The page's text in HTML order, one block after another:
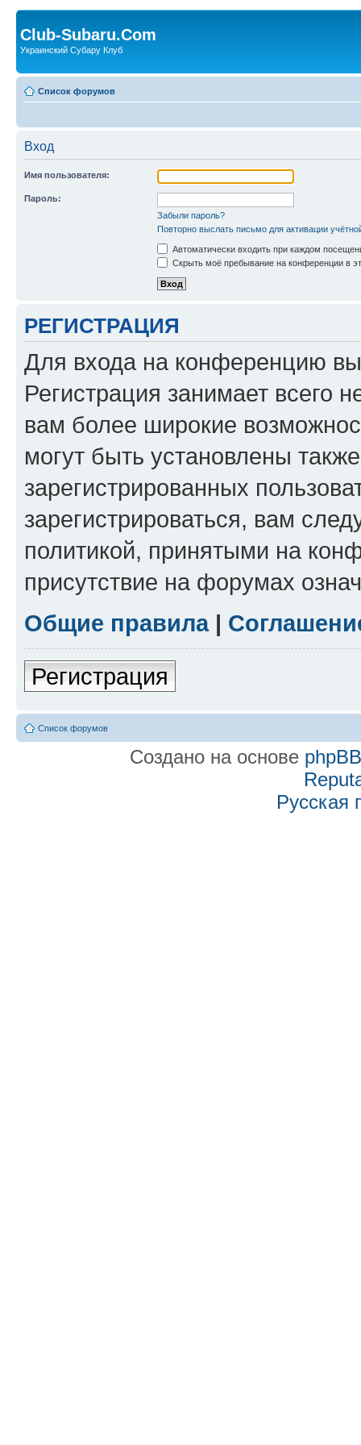
Club-Subaru.Com
Украинский Субару Клуб
Список форумов
Вход
Имя пользователя:
Пароль:
Забыли пароль?
Повторно выслать письмо для активации
Автоматически входить при каждом
Скрыть моё пребывание на конференции в
РЕГИСТРАЦИЯ
Для входа на конференцию
Регистрация занимает всего
вам более широкие
могут быть установлены
зарегистрированных
зарегистрироваться, вам
политикой, принятыми на
присутствие на форумах
Общие правила|
Регистрация
Список форумов
Создано на основе phpBB
Русская